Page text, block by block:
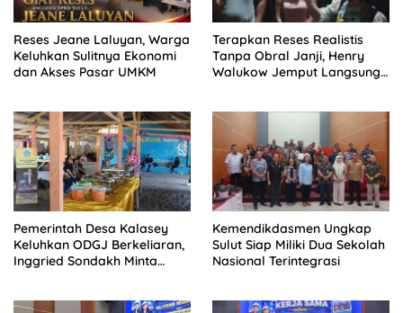
Reses Jeane Laluyan, Warga
Keluhkan Sulitnya Ekonomi
dan Akses Pasar UMKM
Terapkan Reses Realistis
Tanpa Obral Janji, Henry
Walukow Jemput Langsung
Pemerintah Desa Kalasey
Keluhkan ODGJ Berkeliaran,
Inggried Sondakh Minta
Kemendikdasmen Ungkap
Sulut Siap Miliki Dua Sekolah
Nasional Terintegrasi